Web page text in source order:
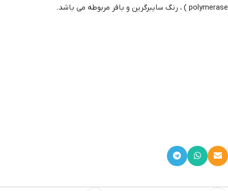
polymerase ) ، رنگ سایبرگرین و بافر مربوطه می باشد.